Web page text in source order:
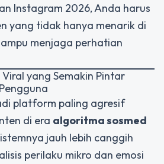
Instagram 2026, Anda harus
yang tidak hanya menarik di
menjaga perhatian
yang Semakin Pintar
platform paling agresif
di era algoritma sosmed
jauh lebih canggih
perilaku mikro dan emosi